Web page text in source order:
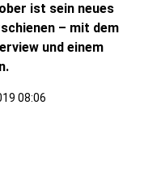
ist sein neues
– mit dem
und einem
08:06